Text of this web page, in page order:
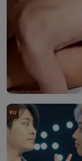
จบ